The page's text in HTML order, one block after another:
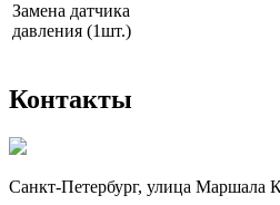
Замена датчика
давления (1шт.)
Контакты
Санкт-Петербург, улица Маршала